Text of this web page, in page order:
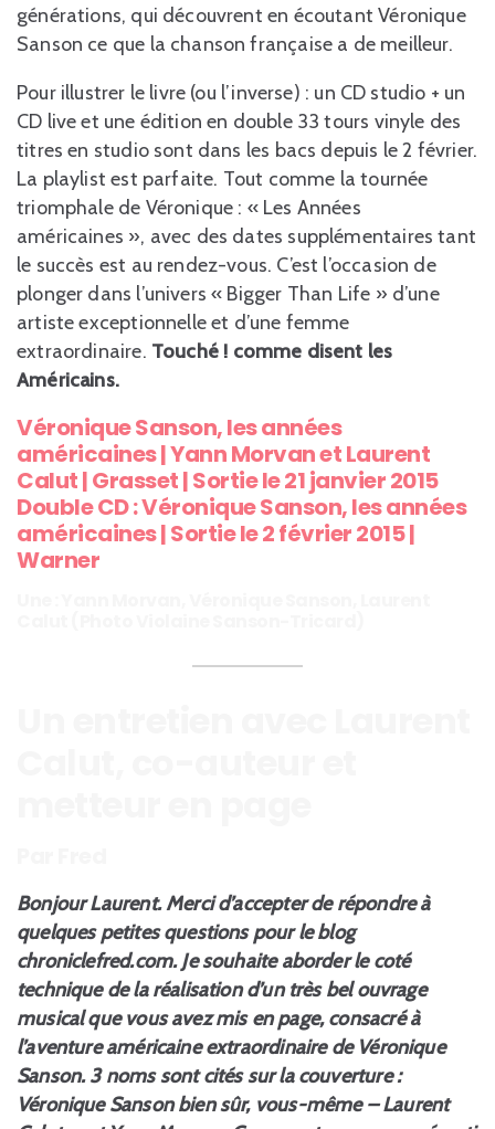
générations, qui découvrent en écoutant Véronique
Sanson ce que la chanson française a de meilleur.
Pour illustrer le livre (ou l’inverse) : un CD studio + un
CD live et une édition en double 33 tours vinyle des
titres en studio sont dans les bacs depuis le 2 février.
La playlist est parfaite. Tout comme la tournée
triomphale de Véronique : « Les Années
américaines », avec des dates supplémentaires tant
le succès est au rendez-vous. C’est l’occasion de
plonger dans l’univers « Bigger Than Life » d’une
artiste exceptionnelle et d’une femme
extraordinaire. Touché ! comme disent les
Américains.
Véronique Sanson, les années
américaines | Yann Morvan et Laurent
Calut | Grasset | Sortie le 21 janvier 2015
Double CD : Véronique Sanson, les années
américaines | Sortie le 2 février 2015 |
Warner
Bonjour Laurent. Merci d’accepter de répondre à
quelques petites questions pour le blog
chroniclefred.com. Je souhaite aborder le coté
technique de la réalisation d’un très bel ouvrage
musical que vous avez mis en page, consacré à
l’aventure américaine extraordinaire de Véronique
Sanson. 3 noms sont cités sur la couverture :
Véronique Sanson bien sûr, vous-même – Laurent